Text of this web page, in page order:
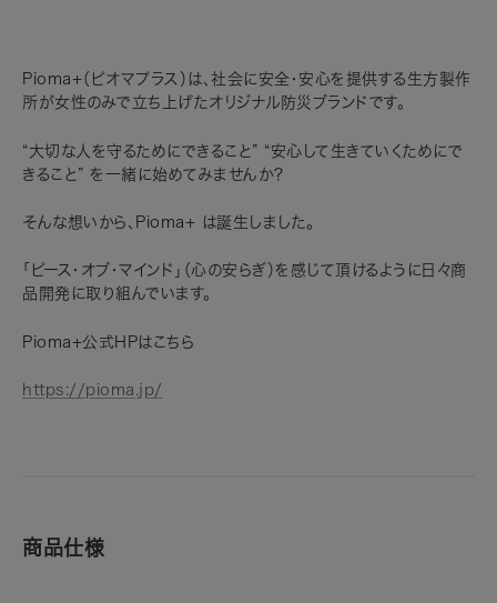
Pioma+（ピオマプラス）は、社会に安全・安心を提供する生方製作
所が女性のみで立ち上げたオリジナル防災ブランドです。
“大切な人を守るためにできること” “安心して生きていくためにで
きること” を一緒に始めてみませんか？
そんな想いから、Pioma+ は誕生しました。
「ピース・オブ・マインド」（心の安らぎ）を感じて頂けるように日々商
品開発に取り組んでいます。
Pioma+公式HPはこちら
https://pioma.jp/
商品仕様